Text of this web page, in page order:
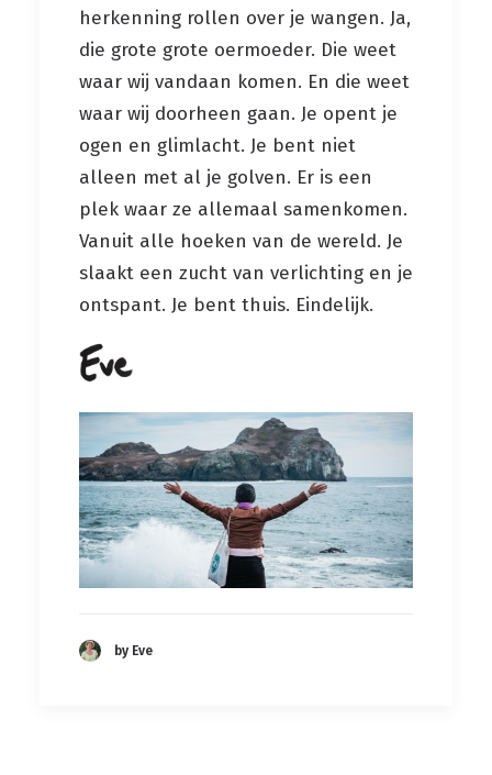
herkenning rollen over je wangen. Ja,
die grote grote oermoeder. Die weet
waar wij vandaan komen. En die weet
waar wij doorheen gaan. Je opent je
ogen en glimlacht. Je bent niet
alleen met al je golven. Er is een
plek waar ze allemaal samenkomen.
Vanuit alle hoeken van de wereld. Je
slaakt een zucht van verlichting en je
ontspant. Je bent thuis. Eindelijk.
by Eve